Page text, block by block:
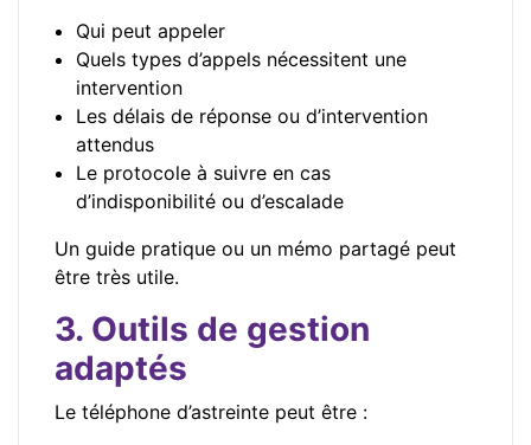
Qui peut appeler
Quels types d’appels nécessitent une
intervention
Les délais de réponse ou d’intervention
attendus
Le protocole à suivre en cas
d’indisponibilité ou d’escalade
Un guide pratique ou un mémo partagé peut
être très utile.
3. Outils de gestion
adaptés
Le téléphone d’astreinte peut être :